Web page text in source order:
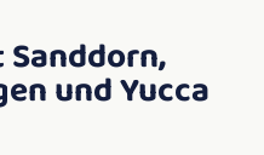
und Yucca